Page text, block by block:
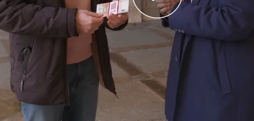
en uno de los grandes protagonistas de'Lo sabe,
una mañana redonda que terminó con premio… y
concursante acumuló una buena racha gracias a su
a desconocidos que no supieran la respuesta, clave
Guillermo seleccionó a Alejandro
expresión popular: “Virtudes me ha dicho que no puedo